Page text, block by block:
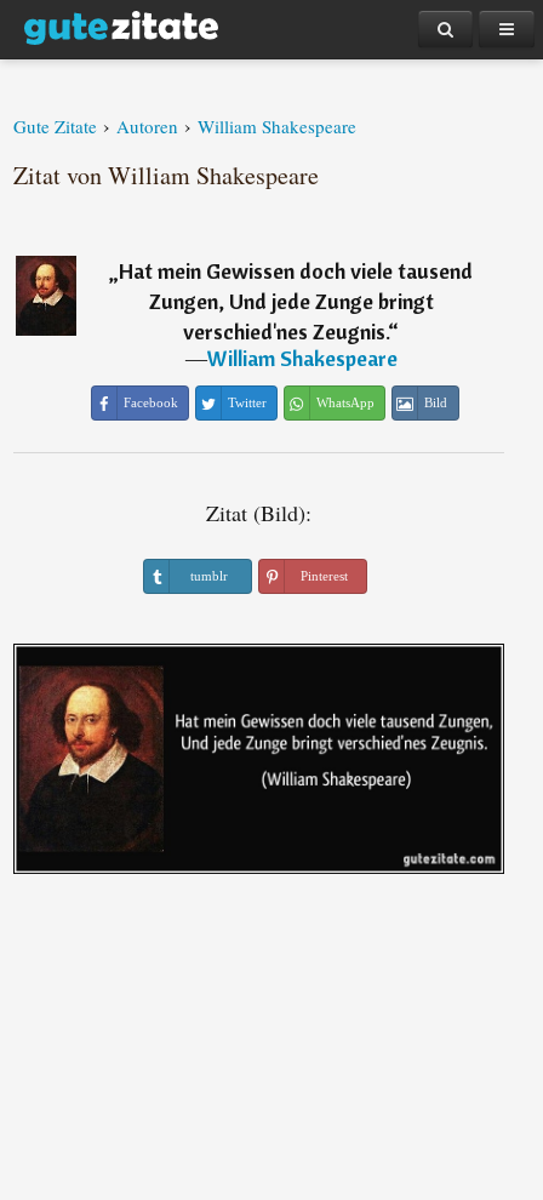
Gute Zitate › Autoren › William Shakespeare
Zitat von William Shakespeare
„Hat mein Gewissen doch viele tausend
Zungen, Und jede Zunge bringt
verschied'nes Zeugnis.“
―William Shakespeare
Facebook Twitter WhatsApp Bild
Zitat (Bild):
tumblr Pinterest